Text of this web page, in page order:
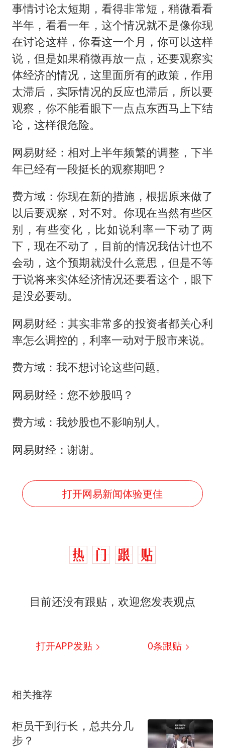
事情讨论太短期，看得非常短，稍微看看
半年，看看一年，这个情况就不是像你现
在讨论这样，你看这一个月，你可以这样
说，但是如果稍微再放一点，还要观察实
体经济的情况，这里面所有的政策，作用
太滞后，实际情况的反应也滞后，所以要
观察，你不能看眼下一点点东西马上下结
论，这样很危险。
网易财经：相对上半年频繁的调整，下半
年已经有一段挺长的观察期吧？
费方域：你现在新的措施，根据原来做了
以后要观察，对不对。你现在当然有些区
别，有些变化，比如说利率一下动了两
下，现在不动了，目前的情况我估计也不
会动，这个预期就没什么意思，但是不等
于说将来实体经济情况还要看这个，眼下
是没必要动。
网易财经：其实非常多的投资者都关心利
率怎么调控的，利率一动对于股市来说。
费方域：我不想讨论这些问题。
网易财经：您不炒股吗？
费方域：我炒股也不影响别人。
网易财经：谢谢。
打开网易新闻体验更佳
目前还没有跟贴，欢迎您发表观点
打开APP发贴 0条跟贴
相关推荐
柜员干到行长，总共分几
步？